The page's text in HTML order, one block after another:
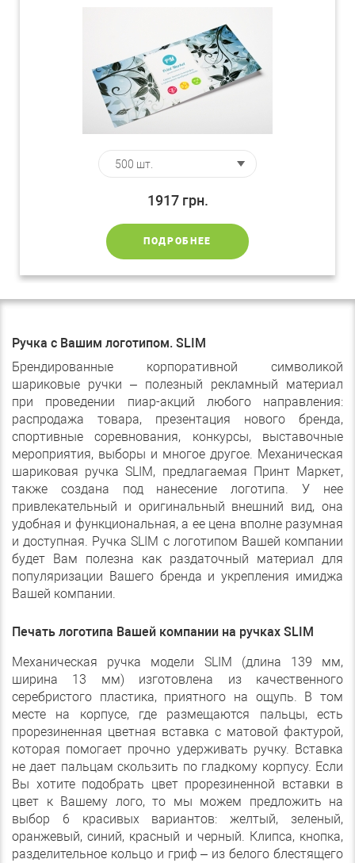
1917 грн.
ПОДРОБНЕЕ
Ручка с Вашим логотипом. SLIM
Брендированные корпоративной символикой
шариковые ручки – полезный рекламный материал
при проведении пиар-акций любого направления:
распродажа товара, презентация нового бренда,
спортивные соревнования, конкурсы, выставочные
мероприятия, выборы и многое другое. Механическая
шариковая ручка SLIM, предлагаемая Принт Маркет,
также создана под нанесение логотипа. У нее
привлекательный и оригинальный внешний вид, она
удобная и функциональная, а ее цена вполне разумная
и доступная. Ручка SLIM с логотипом Вашей компании
будет Вам полезна как раздаточный материал для
популяризации Вашего бренда и укрепления имиджа
Вашей компании.
Печать логотипа Вашей компании на ручках SLIM
Механическая ручка модели SLIM (длина 139 мм,
ширина 13 мм) изготовлена из качественного
серебристого пластика, приятного на ощупь. В том
месте на корпусе, где размещаются пальцы, есть
прорезиненная цветная вставка с матовой фактурой,
которая помогает прочно удерживать ручку. Вставка
не дает пальцам скользить по гладкому корпусу. Если
Вы хотите подобрать цвет прорезиненной вставки в
цвет к Вашему лого, то мы можем предложить на
выбор 6 красивых вариантов: желтый, зеленый,
оранжевый, синий, красный и черный. Клипса, кнопка,
разделительное кольцо и гриф – из белого блестящего